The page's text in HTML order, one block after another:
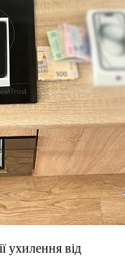
ухилення від